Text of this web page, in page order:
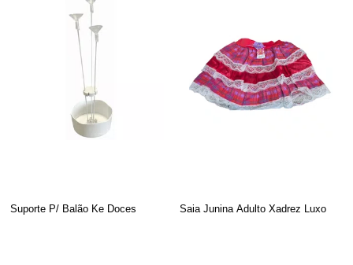
Suporte P/ Balão Ke Doces Saia Junina Adulto Xadrez Luxo